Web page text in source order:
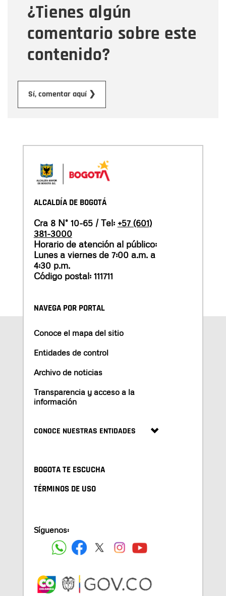
¿Tienes algún
comentario sobre este
contenido?
Sí, comentar aquí ❯
Mensaje
ALCALDÍA DE BOGOTÁ
Cra 8 N° 10-65 / Tel: +57 (601)
381-3000
Horario de atención al público:
Lunes a viernes de 7:00 a.m. a
4:30 p.m.
Código postal: 111711
NAVEGA POR PORTAL
Conoce el mapa del sitio
Entidades de control
Archivo de noticias
Transparencia y acceso a la
información
CONOCE NUESTRAS ENTIDADES
BOGOTA TE ESCUCHA
TÉRMINOS DE USO
Síguenos: